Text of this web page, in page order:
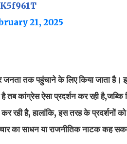
21, 2025
जनता तक पहुंचाने के लिए किया जाता
कांग्रेस ऐसा प्रदर्शन कर रही
रही है, हालांकि, इस तरह के
का साधन या राजनीतिक नाटक कह